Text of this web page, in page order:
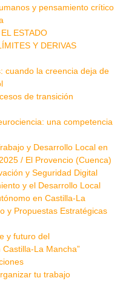
y pensamiento crítico
ESTADO
Y DERIVAS
cuando la creencia deja de
de transición
una competencia
y Desarrollo Local en
/ El Provencio (Cuenca)
y Seguridad Digital
y el Desarrollo Local
en Castilla-La
y Propuestas Estratégicas
y futuro del
La Mancha”
tu trabajo